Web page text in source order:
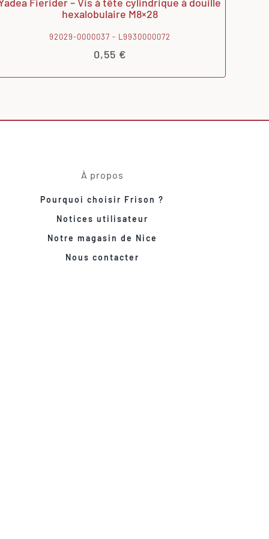
hexalobulaire M8×28
92029-0000037 - L9930000072
0,55 €
À propos
Pourquoi choisir Frison ?
Notices utilisateur
Notre magasin de Nice
Nous contacter